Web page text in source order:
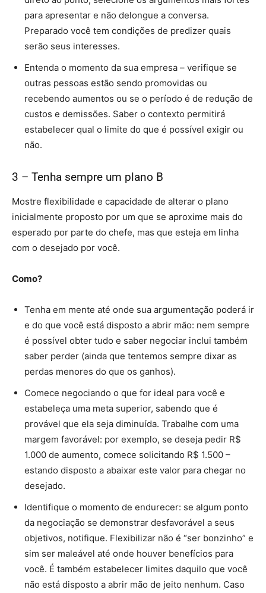
para apresentar e não delongue a conversa.
Preparado você tem condições de predizer quais
serão seus interesses.
Entenda o momento da sua empresa – verifique se
outras pessoas estão sendo promovidas ou
recebendo aumentos ou se o período é de redução de
custos e demissões. Saber o contexto permitirá
estabelecer qual o limite do que é possível exigir ou
não.
3 – Tenha sempre um plano B
Mostre flexibilidade e capacidade de alterar o plano
inicialmente proposto por um que se aproxime mais do
esperado por parte do chefe, mas que esteja em linha
com o desejado por você.
Como?
Tenha em mente até onde sua argumentação poderá ir
e do que você está disposto a abrir mão: nem sempre
é possível obter tudo e saber negociar inclui também
saber perder (ainda que tentemos sempre dixar as
perdas menores do que os ganhos).
Comece negociando o que for ideal para você e
estabeleça uma meta superior, sabendo que é
provável que ela seja diminuída. Trabalhe com uma
margem favorável: por exemplo, se deseja pedir R$
1.000 de aumento, comece solicitando R$ 1.500 –
estando disposto a abaixar este valor para chegar no
desejado.
Identifique o momento de endurecer: se algum ponto
da negociação se demonstrar desfavorável a seus
objetivos, notifique. Flexibilizar não é “ser bonzinho” e
sim ser maleável até onde houver benefícios para
você. É também estabelecer limites daquilo que você
não está disposto a abrir mão de jeito nenhum. Caso